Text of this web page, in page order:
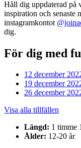
Håll dig uppdaterad på
inspiration och senaste
instagramkontot
dig.
För dig med
12 december
19 december
26 december
Visa alla tillfällen
Längd: 1 timme
Ålder: 12-20 år